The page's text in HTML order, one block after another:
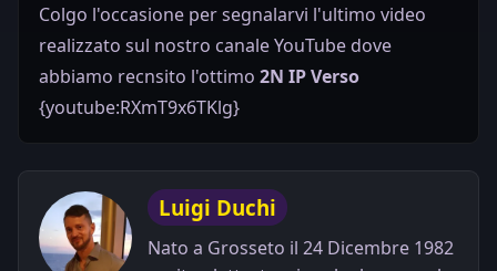
Colgo l'occasione per segnalarvi l'ultimo video
realizzato sul nostro canale YouTube dove
abbiamo recnsito l'ottimo 2N IP Verso
{youtube:RXmT9x6TKlg}
Luigi Duchi
Nato a Grosseto il 24 Dicembre 1982